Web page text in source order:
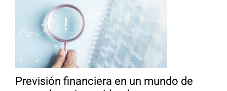
Previsión financiera en un mundo de